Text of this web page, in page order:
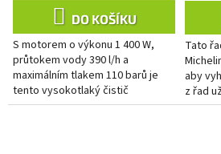
DO KOŠÍKU
S motorem o výkonu 1 400 W,
průtokem vody 390 l/h a
maximálním tlakem 110 barů je
tento vysokotlaký čistič
POWXG90406 od společnosti
Tato
aby
z řad